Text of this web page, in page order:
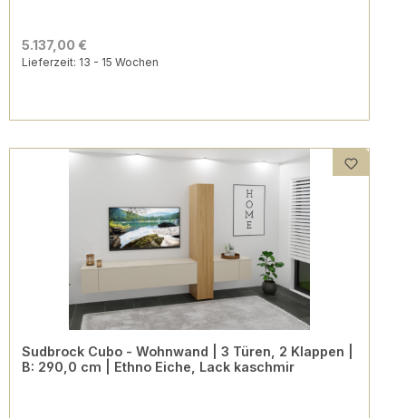
5.137,00 €
Lieferzeit: 13 - 15 Wochen
Sudbrock Cubo - Wohnwand | 3 Türen, 2 Klappen |
B: 290,0 cm | Ethno Eiche, Lack kaschmir